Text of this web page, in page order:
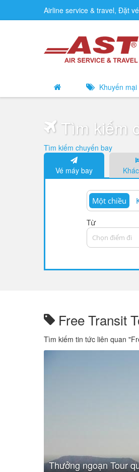
Airline service & travel, Đặt
Khuyến mại
Tìm kiếm
Tìm kiếm chuyến bay
Vé máy bay
Một chiều
Từ
Chọn điểm đi
Free Transit
Tìm kiếm tin tức liên quan
Thưởng ngoạn Tour